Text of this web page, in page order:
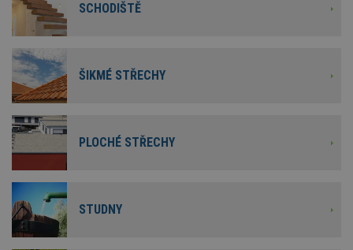
SCHODIŠTĚ
ŠIKMÉ STŘECHY
PLOCHÉ STŘECHY
STUDNY